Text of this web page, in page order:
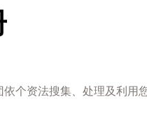
依个资法搜集、处理及利